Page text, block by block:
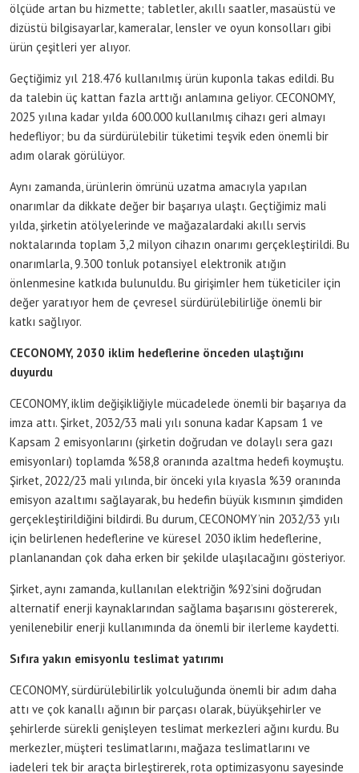
ölçüde artan bu hizmette; tabletler, akıllı saatler, masaüstü ve
dizüstü bilgisayarlar, kameralar, lensler ve oyun konsolları gibi
ürün çeşitleri yer alıyor.
Geçtiğimiz yıl 218.476 kullanılmış ürün kuponla takas edildi. Bu
da talebin üç kattan fazla arttığı anlamına geliyor. CECONOMY,
2025 yılına kadar yılda 600.000 kullanılmış cihazı geri almayı
hedefliyor; bu da sürdürülebilir tüketimi teşvik eden önemli bir
adım olarak görülüyor.
Aynı zamanda, ürünlerin ömrünü uzatma amacıyla yapılan
onarımlar da dikkate değer bir başarıya ulaştı. Geçtiğimiz mali
yılda, şirketin atölyelerinde ve mağazalardaki akıllı servis
noktalarında toplam 3,2 milyon cihazın onarımı gerçekleştirildi. Bu
onarımlarla, 9.300 tonluk potansiyel elektronik atığın
önlenmesine katkıda bulunuldu. Bu girişimler hem tüketiciler için
değer yaratıyor hem de çevresel sürdürülebilirliğe önemli bir
katkı sağlıyor.
CECONOMY, 2030 iklim hedeflerine önceden ulaştığını
duyurdu
CECONOMY, iklim değişikliğiyle mücadelede önemli bir başarıya da
imza attı. Şirket, 2032/33 mali yılı sonuna kadar Kapsam 1 ve
Kapsam 2 emisyonlarını (şirketin doğrudan ve dolaylı sera gazı
emisyonları) toplamda %58,8 oranında azaltma hedefi koymuştu.
Şirket, 2022/23 mali yılında, bir önceki yıla kıyasla %39 oranında
emisyon azaltımı sağlayarak, bu hedefin büyük kısmının şimdiden
gerçekleştirildiğini bildirdi. Bu durum, CECONOMY’nin 2032/33 yılı
için belirlenen hedeflerine ve küresel 2030 iklim hedeflerine,
planlanandan çok daha erken bir şekilde ulaşılacağını gösteriyor.
Şirket, aynı zamanda, kullanılan elektriğin %92’sini doğrudan
alternatif enerji kaynaklarından sağlama başarısını göstererek,
yenilenebilir enerji kullanımında da önemli bir ilerleme kaydetti.
Sıfıra yakın emisyonlu teslimat yatırımı
CECONOMY, sürdürülebilirlik yolculuğunda önemli bir adım daha
attı ve çok kanallı ağının bir parçası olarak, büyükşehirler ve
şehirlerde sürekli genişleyen teslimat merkezleri ağını kurdu. Bu
merkezler, müşteri teslimatlarını, mağaza teslimatlarını ve
iadeleri tek bir araçta birleştirerek, rota optimizasyonu sayesinde